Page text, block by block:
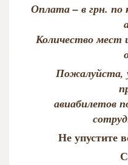
Оплата – в грн. по
Количество
Пожалуйста,
авиабилетов
Не упустите